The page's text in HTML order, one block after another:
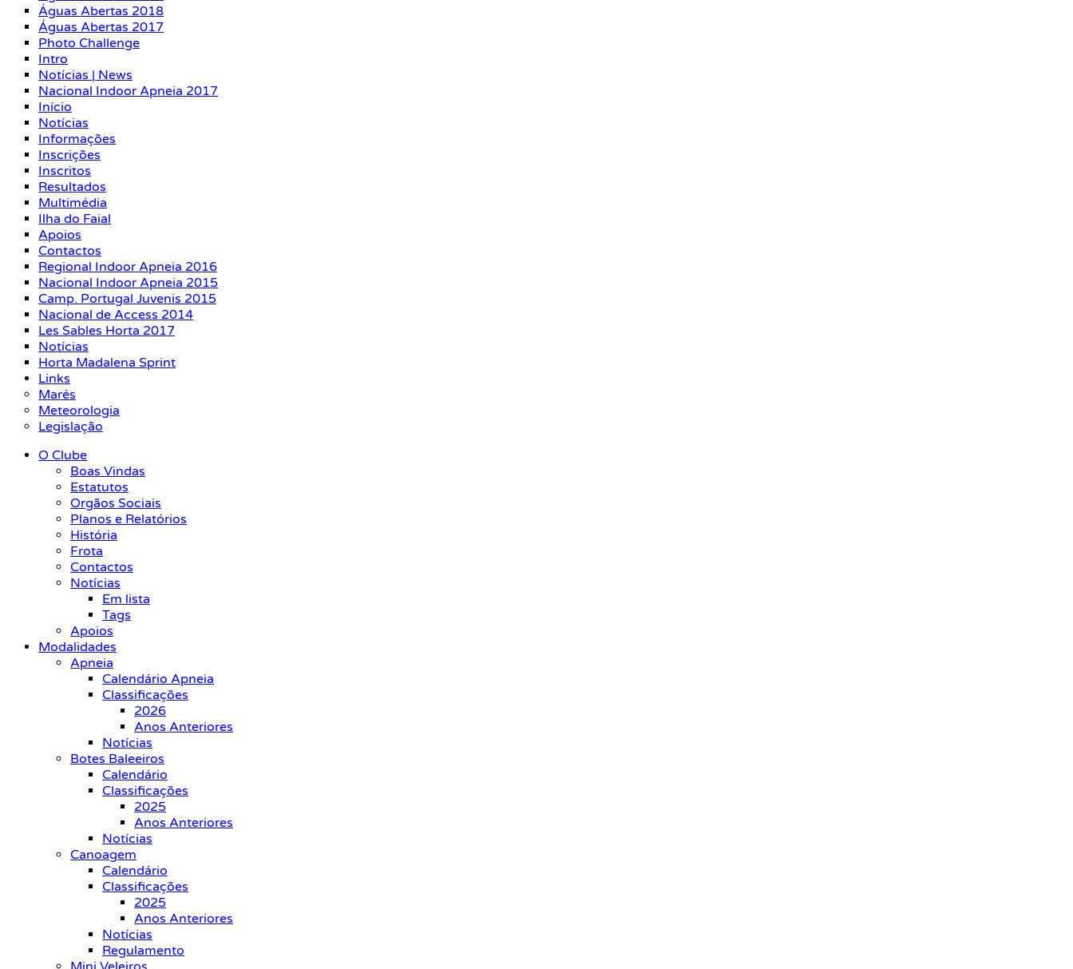
Águas Abertas 2018
Águas Abertas 2017
Photo Challenge
Intro
Notícias | News
Nacional Indoor Apneia 2017
Início
Notícias
Informações
Inscrições
Inscritos
Resultados
Multimédia
Ilha do Faial
Apoios
Contactos
Regional Indoor Apneia 2016
Nacional Indoor Apneia 2015
Camp. Portugal Juvenis 2015
Nacional de Access 2014
Les Sables Horta 2017
Notícias
Horta Madalena Sprint
Links
Marés
Meteorologia
Legislação
O Clube
Boas Vindas
Estatutos
Orgãos Sociais
Planos e Relatórios
História
Frota
Contactos
Notícias
Em lista
Tags
Apoios
Modalidades
Apneia
Calendário Apneia
Classificações
2026
Anos Anteriores
Notícias
Botes Baleeiros
Calendário
Classificações
2025
Anos Anteriores
Notícias
Canoagem
Calendário
Classificações
2025
Anos Anteriores
Notícias
Regulamento